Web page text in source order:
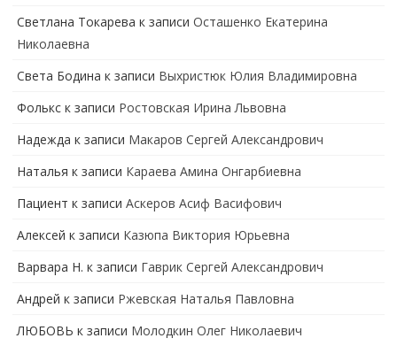
Cветлана Токарева к записи Осташенко Екатерина
Николаевна
Света Бодина к записи Выхристюк Юлия Владимировна
Фолькс к записи Ростовская Ирина Львовна
Надежда к записи Макаров Сергей Александрович
Наталья к записи Караева Амина Онгарбиевна
Пациент к записи Аскеров Асиф Васифович
Алексей к записи Казюпа Виктория Юрьевна
Варвара Н. к записи Гаврик Сергей Александрович
Андрей к записи Ржевская Наталья Павловна
ЛЮБОВЬ к записи Молодкин Олег Николаевич